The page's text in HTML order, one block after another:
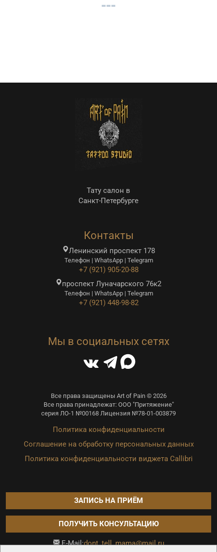
Тату салон в
Санкт-Петербурге
Контакты
Ленинский проспект 178
Телефон | WhatsApp | Telegram
+7 (921) 905-20-88
проспект Луначарского 76к2
Телефон | WhatsApp | Telegram
+7 (921) 448-98-82
Мы в социальных сетях
Все права защищены Art of Pain © 2026
Все права принадлежат: ООО "Притяжение"
серия ЛО-1 №00168 Лицензия №78-01-003879
Политика конфиденциальности
Соглашение на обработку персональных данных
Политика конфиденциальности виджета Callibri
ЗАПИСЬ НА ПРИЁМ
ПОЛУЧИТЬ КОНСУЛЬТАЦИЮ
E-Mail:dont_tell_mama@mail.ru